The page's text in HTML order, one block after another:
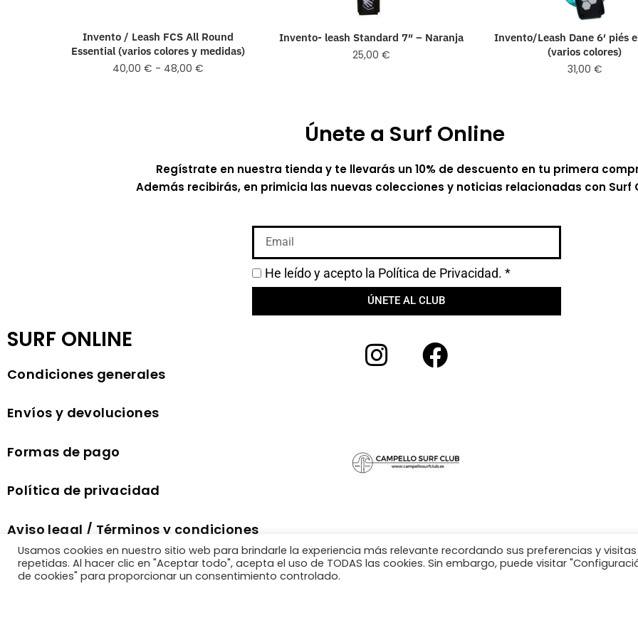
Invento / Leash FCS All Round
Essential (varios colores y medidas)
40,00 € - 48,00 €
Invento- leash Standard 7″ – Naranja
25,00 €
Invento/Leash Dane 6′ piés
(varios colores)
31,00 €
Únete a Surf Online
Regístrate en nuestra tienda y te llevarás un 10% de descuento en tu primera
Además recibirás, en primicia las nuevas colecciones y noticias relacionadas con Surf
He leído y acepto la Política de Privacidad. *
ÚNETE AL CLUB
SURF ONLINE
Condiciones generales
Envíos y devoluciones
Formas de pago
Política de privacidad
Aviso legal / Términos y condiciones
comercio electrónico
Política de cookies
Usamos cookies en nuestro sitio web para brindarle la experiencia más relevante recordando sus preferencias y visitas
repetidas. Al hacer clic en "Aceptar todo", acepta el uso de TODAS las cookies. Sin embargo, puede visitar
de cookies" para proporcionar un consentimiento controlado.